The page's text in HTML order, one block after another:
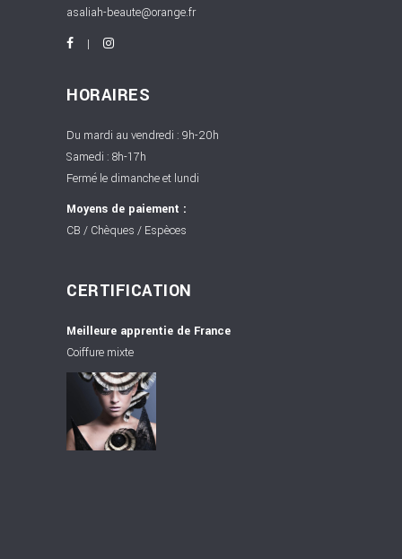
asaliah-beaute@orange.fr
HORAIRES
Du mardi au vendredi : 9h-20h
Samedi : 8h-17h
Fermé le dimanche et lundi
Moyens de paiement :
CB / Chèques / Espèces
CERTIFICATION
Meilleure apprentie de France
Coiffure mixte